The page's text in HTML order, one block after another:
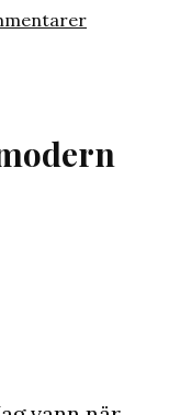
till